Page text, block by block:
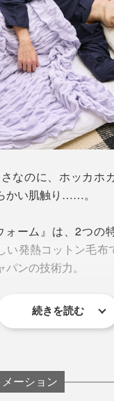
でやさしく包まれる
リコになってしまう
を、反対方向にひね
熱湯に入れます。
た分、撚りを戻そう
「スーパーZERO」
んで、ますますホッ
なのに、ホッカホ
かい肌触り……。
ォーム』は、2つの
い発熱コットン毛布
ンの技術力。
続きを読む
ーション